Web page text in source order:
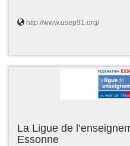
http://www.usep91.org/
La Ligue de
Essonne